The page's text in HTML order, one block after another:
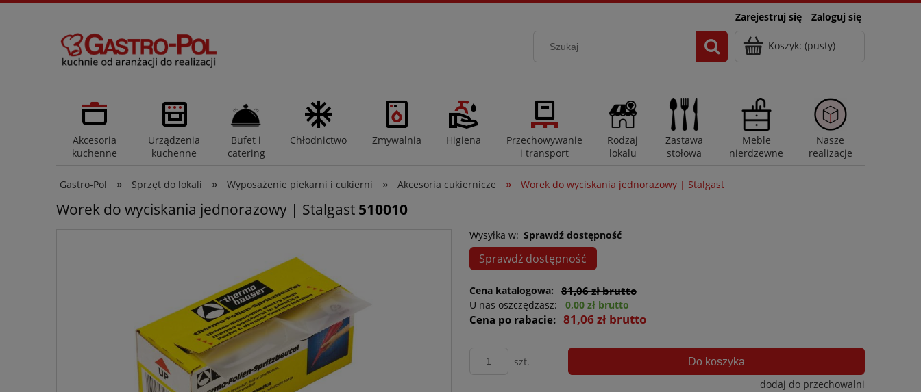
Zarejestruj się Zaloguj się
Koszyk: (pusty)
Akcesoria
kuchenne
Urządzenia
kuchenne
Bufet i
catering
Chłodnictwo Zmywalnia Higiena
Przechowywanie
i transport
Rodzaj
lokalu
Zastawa
stołowa
Meble
nierdzewne
Nasze
realizacje
Gastro-Pol » Sprzęt do lokali » Wyposażenie piekarni i cukierni » Akcesoria cukiernicze » Worek do wyciskania jednorazowy | Stalgast
Worek do wyciskania jednorazowy | Stalgast 510010
Wysyłka w: Sprawdź dostępność
Sprawdź dostępność
Cena katalogowa: 81,06 zł brutto
U nas oszczędzasz: 0,00 zł brutto
Cena po rabacie: 81,06 zł brutto
szt. Do koszyka
dodaj do przechowalni